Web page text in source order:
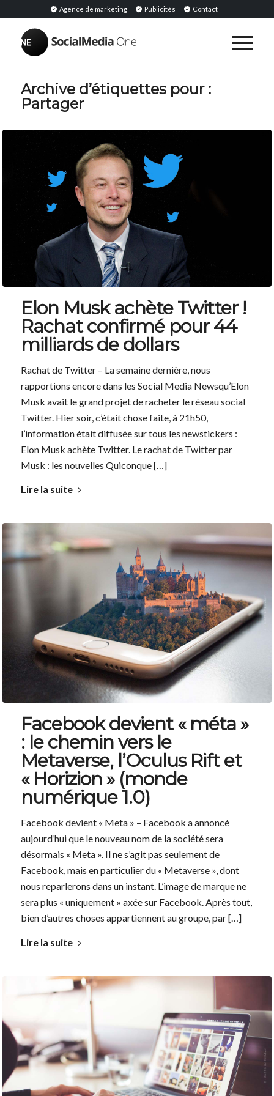
Agence de marketing Publicités Contact
Archive d’étiquettes pour :
Partager
Elon Musk achète Twitter !
Rachat confirmé pour 44
milliards de dollars
Rachat de Twitter – La semaine dernière, nous
rapportions encore dans les Social Media Newsqu’Elon
Musk avait le grand projet de racheter le réseau social
Twitter. Hier soir, c’était chose faite, à 21h50,
l’information était diffusée sur tous les newstickers :
Elon Musk achète Twitter. Le rachat de Twitter par
Musk : les nouvelles Quiconque […]
Lire la suite
Facebook devient « méta »
: le chemin vers le
Metaverse, l’Oculus Rift et
« Horizion » (monde
numérique 1.0)
Facebook devient « Meta » – Facebook a annoncé
aujourd’hui que le nouveau nom de la société sera
désormais « Meta ». Il ne s’agit pas seulement de
Facebook, mais en particulier du « Metaverse », dont
nous reparlerons dans un instant. L’image de marque ne
sera plus « uniquement » axée sur Facebook. Après tout,
bien d’autres choses appartiennent au groupe, par […]
Lire la suite